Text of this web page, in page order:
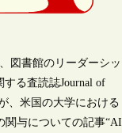
図書館のリーダーシッ
る査読誌Journal of
、米国の大学における
関与についての記事“AI